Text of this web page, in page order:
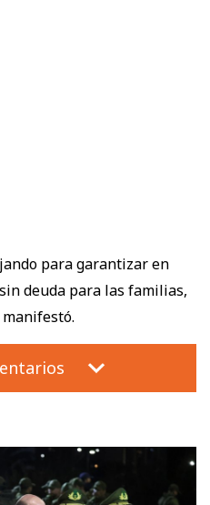
para garantizar en
deuda para las familias,